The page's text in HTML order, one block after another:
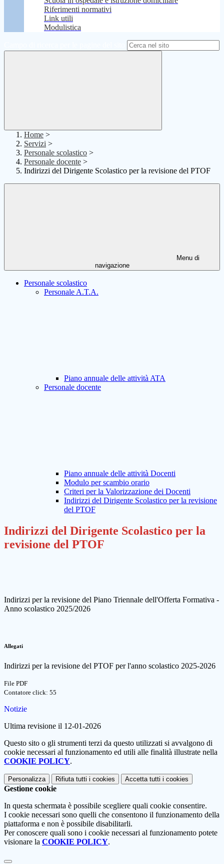
Riferimenti normativi
Link utili
Modulistica
Home >
Servizi >
Personale scolastico >
Personale docente >
Indirizzi del Dirigente Scolastico per la revisione del PTOF
Menu di
navigazione
Personale scolastico
Personale A.T.A.
Piano annuale delle attività ATA
Personale docente
Piano annuale delle attività Docenti
Modulo per scambio orario
Criteri per la Valorizzazione dei Docenti
Indirizzi del Dirigente Scolastico per la revisione
del PTOF
Indirizzi del Dirigente Scolastico per la
revisione del PTOF
Indirizzi per la revisione del Piano Triennale dell'Offerta Formativa -
Anno scolastico 2025/2026
Allegati
Indirizzi per la revisione del PTOF per l'anno scolastico 2025-2026
File PDF
Contatore click: 55
Notizie
Ultima revisione il 12-01-2026
Questo sito o gli strumenti terzi da questo utilizzati si avvalgono di
cookie necessari al funzionamento ed utili alle finalità illustrate nella
COOKIE POLICY.
Personalizza Rifiuta tutti i cookies Accetta tutti i cookies
Gestione cookie
In questa schermata è possibile scegliere quali cookie consentire.
I cookie necessari sono quelli che consentono il funzionamento della
piattaforma e non è possibile disabilitarli.
Per conoscere quali sono i cookie necessari al funzionamento potete
visionare la COOKIE POLICY.